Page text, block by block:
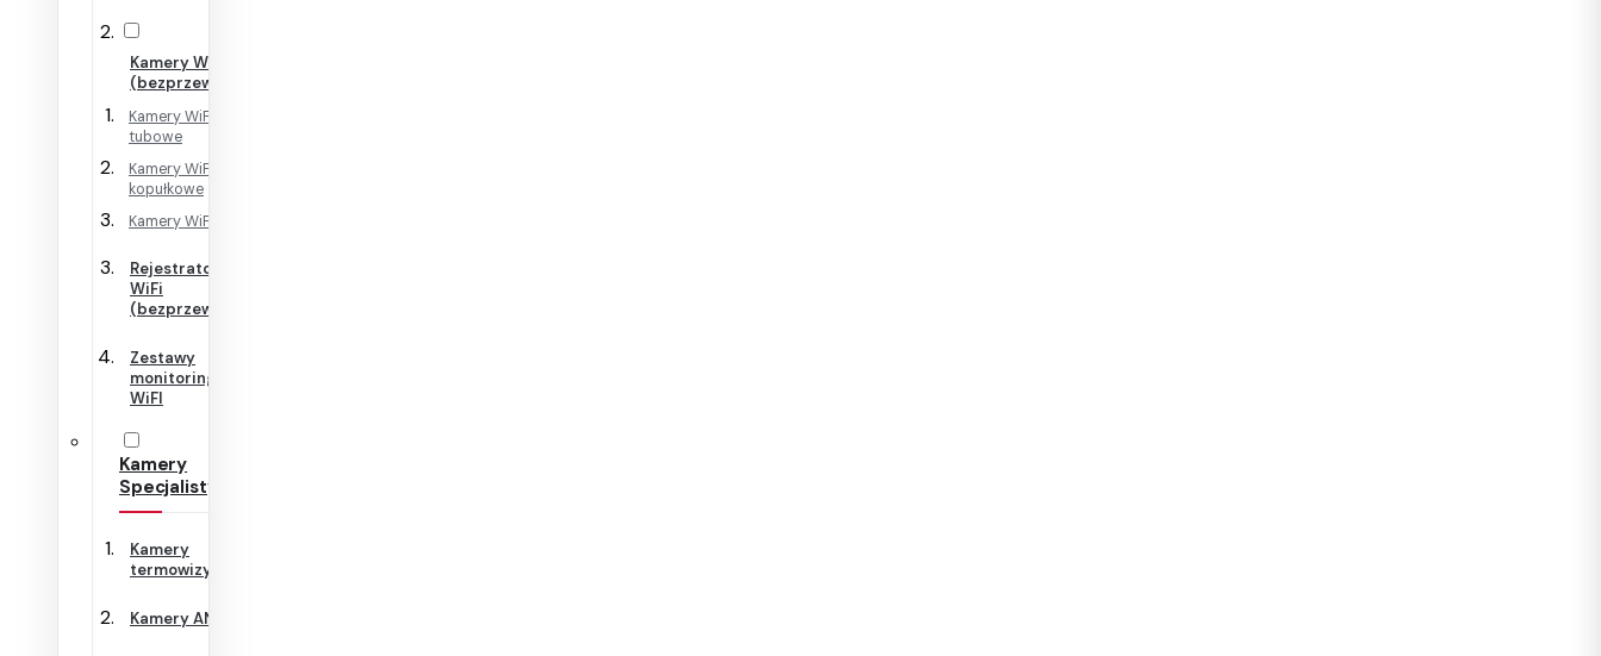
Kamery WiFi
(bezprzewodowe)
Kamery WiFi
tubowe
Kamery WiFi
kopułkowe
Kamery WiFi Cube
Rejestratory
WiFi
(bezprzewodowe)
Zestawy
monitoringu
WiFI
Kamery
Specjalistyczne
Kamery
termowizyjne
Kamery ANPR